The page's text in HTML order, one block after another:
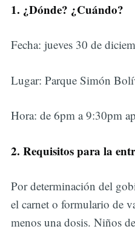
1. ¿Dónde? ¿Cuándo?
Fecha: jueves 30 de
Lugar: Parque Simón
Hora: de 6pm a 9:30pm
2. Requisitos para la
Por determinación del
el carnet o formulario de
menos una dosis. Niños